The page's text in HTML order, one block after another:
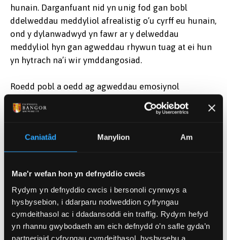
Caniatâd Manylion Am
Mae'r wefan hon yn defnyddio cwcis
Rydym yn defnyddio cwcis i bersonoli cynnwys a
hysbysebion, i ddarparu nodweddion cyfryngau
cymdeithasol ac i ddadansoddi ein traffig. Rydym hefyd
yn rhannu gwybodaeth am eich defnydd o’n safle gyda’n
partneriaid cyfryngau cymdeithasol, hysbysebu a
hunain. Darganfuant nid yn unig fod gan bobl
ddelweddau meddyliol afrealistig o’u cyrff eu hunain,
ond y dylanwadwyd yn fawr ar y delweddau
meddyliol hyn gan agweddau rhywun tuag at ei hun
yn hytrach na’i wir ymddangosiad.
Roedd pobl a oedd ag agweddau emosiynol
negyddol iawn tuag at eu hymddangosiad eu hunain
yn tueddu i ystyried bod ganddynt gorff llawer iawn
Awgrymodd yr Athro Matthew Longo, o Brifysgol
Birkbeck yn Llundain, a oedd hefyd yn rhan o'r tîm
“Bydd y gwaith yn ein helpu i ddeall mwy am
ddelwedd y corff. Nawr fe allwn ni, am y tro cyntaf,
ddechrau dirnad sut mae pobl eraill yn dychmygu eu
bod yn edrych, yn bobl iach a’r rhai sy'n dioddef o